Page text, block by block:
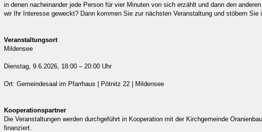
in denen nacheinander jede Person für vier Minuten von sich erzählt und dann den
wir Ihr Interesse geweckt? Dann kommen Sie zur nächsten Veranstaltung und stöbern Sie
Veranstaltungsort
Mildensee
Dienstag, 9.6.2026, 18:00 – 20:00 Uhr
Ort: Gemeindesaal im Pfarrhaus | Pötnitz 22 | Mildensee
Kooperationspartner
Die Veranstaltungen werden durchgeführt in Kooperation mit der Kirchgemeinde
finanziert.